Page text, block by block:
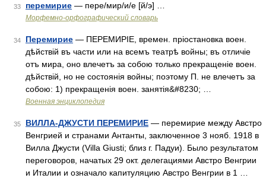
33 перемирие — пере/мир/и/е [й/э] …
Морфемно-орфографический словарь
34 Перемирие — ПЕРЕМИРІЕ, времен. пріостановка воен.
дѣйствій въ части или на всемъ театрѣ войны; въ отличіе
отъ мира, оно влечетъ за собою только прекращеніе воен.
дѣйствій, но не состоянія войны; поэтому П. не влечетъ за
собою: 1) прекращенія воен. занятія&#8230; …
Военная энциклопедия
35 ВИЛЛА-ДЖУСТИ ПЕРЕМИРИЕ — перемирие между Австро
Венгрией и странами Антанты, заключенное 3 нояб. 1918 в
Вилла Джусти (Villa Giusti; близ г. Падуи). Было результатом
переговоров, начатых 29 окт. делегациями Австро Венгрии
и Италии и означало капитуляцию Австро Венгрии в 1 …